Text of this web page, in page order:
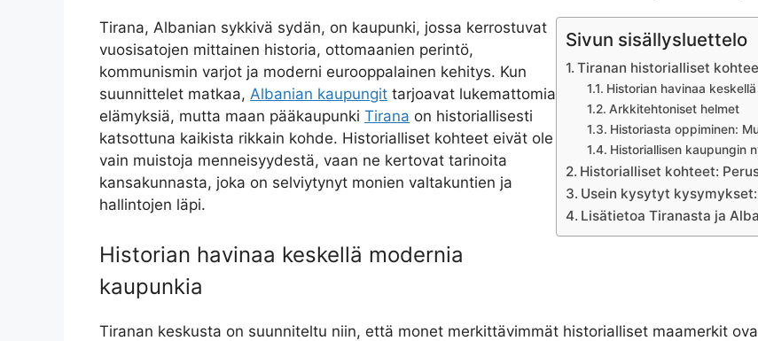
Sivun sisällysluettelo
Tiranan historialliset
Historian havinaa
Arkkitehtoniset helmet
Historiasta oppiminen:
Historiallisen kaupungin
Historialliset kohteet:
Usein kysytyt
Lisätietoa Tiranasta ja
Tirana, Albanian sykkivä sydän, on kaupunki, jossa kerrostuvat
vuosisatojen mittainen historia, ottomaanien perintö,
kommunismin varjot ja moderni eurooppalainen kehitys. Kun
suunnittelet matkaa, Albanian kaupungit tarjoavat lukemattomia
elämyksiä, mutta maan pääkaupunki Tirana on historiallisesti
katsottuna kaikista rikkain kohde. Historialliset kohteet eivät ole
vain muistoja menneisyydestä, vaan ne kertovat tarinoita
kansakunnasta, joka on selviytynyt monien valtakuntien ja
hallintojen läpi.
Historian havinaa keskellä modernia
kaupunkia
Tiranan keskusta on suunniteltu niin, että monet merkittävimmät historialliset maamerkit